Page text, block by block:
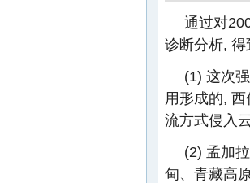
通过对
诊断分析,
(1) 这次
用形成的,
流方式侵入云
(2) 孟加
甸、青藏高